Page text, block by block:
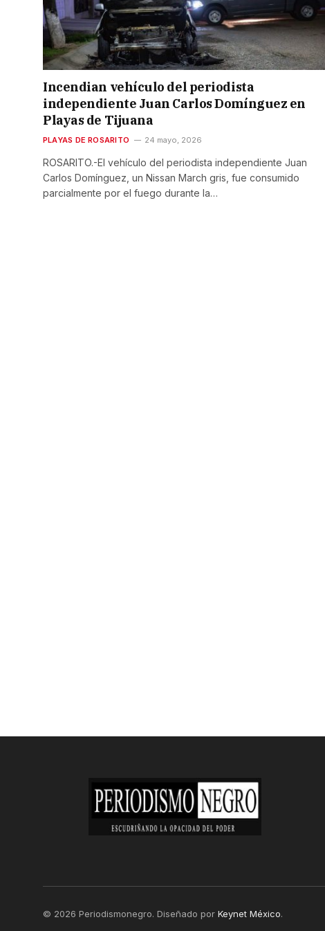
Incendian vehículo del periodista
independiente Juan Carlos Domínguez en
Playas de Tijuana
PLAYAS DE ROSARITO 24 mayo, 2026
ROSARITO.-El vehículo del periodista independiente Juan
Carlos Domínguez, un Nissan March gris, fue consumido
parcialmente por el fuego durante la…
© 2026 Periodismonegro. Diseñado por Keynet México.